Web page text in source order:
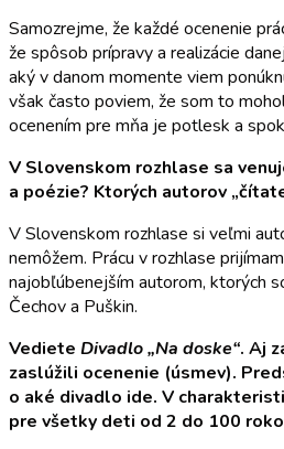
Samozrejme, že každé ocenenie
že spôsob prípravy a realizácie
aký v danom momente viem
však často poviem, že som to
ocenením pre mňa je potlesk a
V Slovenskom rozhlase sa
a poézie? Ktorých autorov
V Slovenskom rozhlase si veľmi
nemôžem. Prácu v rozhlase
najobľúbenejším autorom, ktorých
Čechov a Puškin.
Vediete Divadlo „Na doske“. Aj
zaslúžili ocenenie (úsmev).
o aké divadlo ide. V
pre všetky deti od 2 do 100